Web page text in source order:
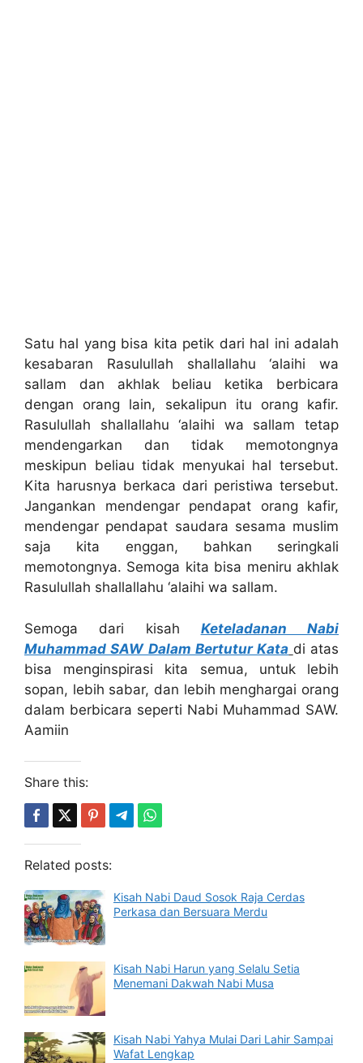
Satu hal yang bisa kita petik dari hal ini adalah
kesabaran Rasulullah shallallahu ‘alaihi wa
sallam dan akhlak beliau ketika berbicara
dengan orang lain, sekalipun itu orang kafir.
Rasulullah shallallahu ‘alaihi wa sallam tetap
mendengarkan dan tidak memotongnya
meskipun beliau tidak menyukai hal tersebut.
Kita harusnya berkaca dari peristiwa tersebut.
Jangankan mendengar pendapat orang kafir,
mendengar pendapat saudara sesama muslim
saja kita enggan, bahkan seringkali
memotongnya. Semoga kita bisa meniru akhlak
Rasulullah shallallahu ‘alaihi wa sallam.
Semoga dari kisah Keteladanan Nabi
Muhammad SAW Dalam Bertutur Kata di atas
bisa menginspirasi kita semua, untuk lebih
sopan, lebih sabar, dan lebih menghargai orang
dalam berbicara seperti Nabi Muhammad SAW.
Aamiin
Share this:
Related posts:
Kisah Nabi Daud Sosok Raja Cerdas
Perkasa dan Bersuara Merdu
Kisah Nabi Harun yang Selalu Setia
Menemani Dakwah Nabi Musa
Kisah Nabi Yahya Mulai Dari Lahir Sampai
Wafat Lengkap